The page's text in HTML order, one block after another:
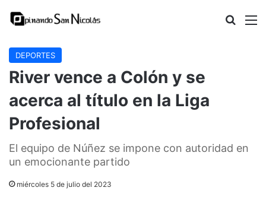
Buscar
DEPORTES
River vence a Colón y se
acerca al título en la Liga
Profesional
El equipo de Núñez se impone con autoridad en
un emocionante partido
miércoles 5 de julio del 2023